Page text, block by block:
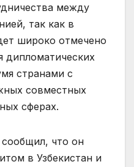
между
так как в
широко отмечено
дипломатических
странами с
совместных
сферах.
что он
в Узбекистан и